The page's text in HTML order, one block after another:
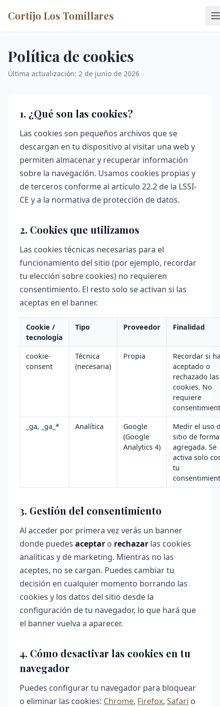
Cortijo Los Tomillares
Política de cookies
Última actualización: 2 de junio de 2026
1. ¿Qué son las cookies?
Las cookies son pequeños archivos que se
descargan en tu dispositivo al visitar una web y
permiten almacenar y recuperar información
sobre la navegación. Usamos cookies propias y
de terceros conforme al artículo 22.2 de la LSSI-
CE y a la normativa de protección de datos.
2. Cookies que utilizamos
Las cookies técnicas necesarias para el
funcionamiento del sitio (por ejemplo, recordar
tu elección sobre cookies) no requieren
consentimiento. El resto solo se activan si las
aceptas en el banner.
Cookie /
tecnología
Tipo Proveedor Finalidad
cookie-
consent
Técnica
(necesaria)
Propia
Recordar si
aceptado o
rechazado las
cookies. No
requiere
_ga, _ga_*
Analítica
Google
(Google
Analytics 4)
Medir el uso
sitio de forma
agregada. Se
activa solo
tu
3. Gestión del consentimiento
Al acceder por primera vez verás un banner
donde puedes aceptar o rechazar las cookies
analíticas y de marketing. Mientras no las
aceptes, no se cargan. Puedes cambiar tu
decisión en cualquier momento borrando las
cookies y los datos del sitio desde la
configuración de tu navegador, lo que hará que
el banner vuelva a aparecer.
4. Cómo desactivar las cookies en tu
navegador
Puedes configurar tu navegador para bloquear
o eliminar las cookies: Chrome, Firefox, Safari o